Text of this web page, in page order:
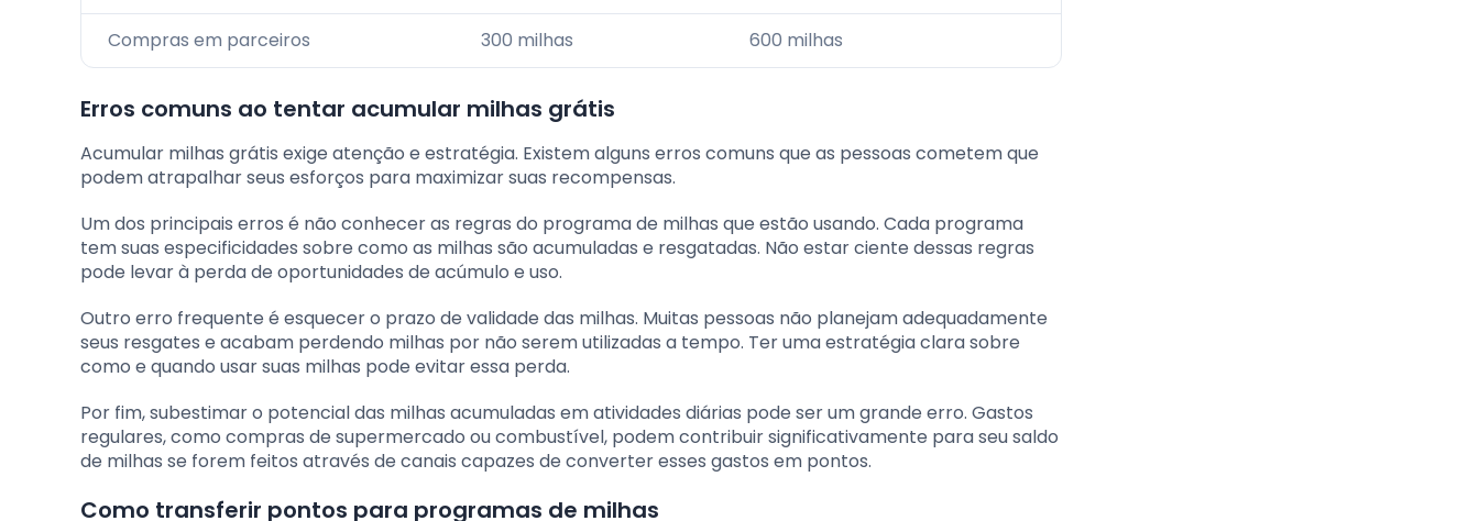
Compras em parceiros 300 milhas 600 milhas
Erros comuns ao tentar acumular milhas grátis
Acumular milhas grátis exige atenção e estratégia. Existem alguns erros comuns que as pessoas cometem que
podem atrapalhar seus esforços para maximizar suas recompensas.
Um dos principais erros é não conhecer as regras do programa de milhas que estão usando. Cada programa
tem suas especificidades sobre como as milhas são acumuladas e resgatadas. Não estar ciente dessas regras
pode levar à perda de oportunidades de acúmulo e uso.
Outro erro frequente é esquecer o prazo de validade das milhas. Muitas pessoas não planejam adequadamente
seus resgates e acabam perdendo milhas por não serem utilizadas a tempo. Ter uma estratégia clara sobre
como e quando usar suas milhas pode evitar essa perda.
Por fim, subestimar o potencial das milhas acumuladas em atividades diárias pode ser um grande erro. Gastos
regulares, como compras de supermercado ou combustível, podem contribuir significativamente para seu saldo
de milhas se forem feitos através de canais capazes de converter esses gastos em pontos.
Como transferir pontos para programas de milhas